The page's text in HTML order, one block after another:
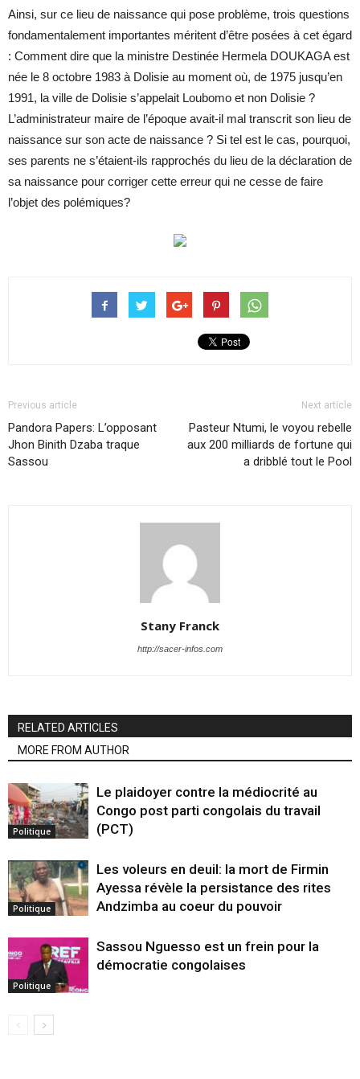
Ainsi, sur ce lieu de naissance qui pose problème, trois questions
fondamentalement importantes méritent d’être posées à cet égard
: Comment dire que la ministre Destinée Hermela DOUKAGA est
née le 8 octobre 1983 à Dolisie au moment où, de 1975 jusqu’en
1991, la ville de Dolisie s’appelait Loubomo et non Dolisie ?
L’administrateur maire de l’époque avait-il mal transcrit son lieu de
naissance sur son acte de naissance ? Si tel est le cas, pourquoi,
ses parents ne s’étaient-ils rapprochés du lieu de la déclaration de
sa naissance pour corriger cette erreur qui ne cesse de faire
l’objet des polémiques?
Previous article
Pandora Papers: L’opposant
Jhon Binith Dzaba traque
Sassou
Next article
Pasteur Ntumi, le voyou rebelle
aux 200 milliards de fortune qui
a dribblé tout le Pool
Stany Franck
http://sacer-infos.com
RELATED ARTICLES
MORE FROM AUTHOR
Politique
Le plaidoyer contre la médiocrité au
Congo post parti congolais du travail
(PCT)
Politique
Les voleurs en deuil: la mort de Firmin
Ayessa révèle la persistance des rites
Andzimba au coeur du pouvoir
Politique
Sassou Nguesso est un frein pour la
démocratie congolaises